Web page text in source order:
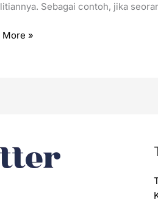
Sebagai contoh, jika
More »